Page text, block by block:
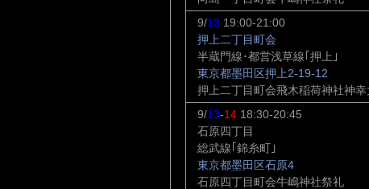
9/13 19:00-21:00
押上二丁目町会
半蔵門線･都営浅草線｢押上｣
東京都墨田区押上2-19-12
押上二丁目町会飛木稲荷神社神幸
9/13-14 18:30-20:45
石原四丁目
総武線｢錦糸町｣
東京都墨田区石原4
石原四丁目町会牛嶋神社祭礼